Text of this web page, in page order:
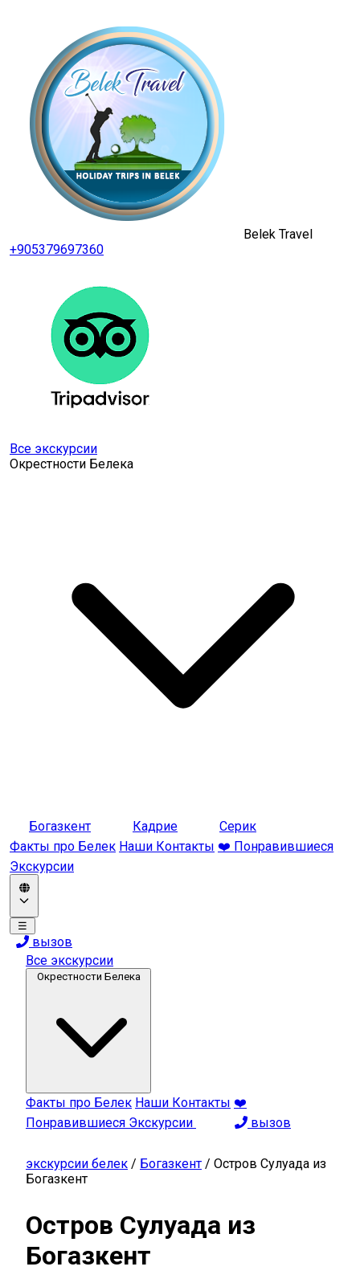
Belek Travel
+905379697360
Все экскурсии
Окрестности Белека
Богазкент Кадрие
Серик
Факты про Белек Наши Контакты ❤️ Понравившиеся
Экскурсии
☰
вызов
Все экскурсии
Окрестности Белека
Факты про Белек Наши Контакты ❤️
Понравившиеся Экскурсии
вызов
экскурсии белек / Богазкент / Остров Сулуада из
Богазкент
Остров Сулуада из
Богазкент